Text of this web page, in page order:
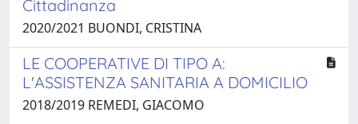
Cittadinanza
2020/2021 BUONDI, CRISTINA
LE COOPERATIVE DI TIPO A:
L'ASSISTENZA SANITARIA A DOMICILIO
2018/2019 REMEDI, GIACOMO